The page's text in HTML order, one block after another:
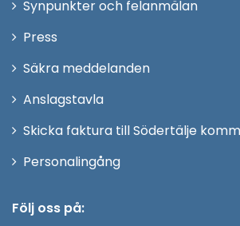
Synpunkter och felanmälan
Press
fönster
Säkra meddelanden
Anslagstavla
Skicka faktura till Södertälje
PersonalingångÖppna
Följ oss på: